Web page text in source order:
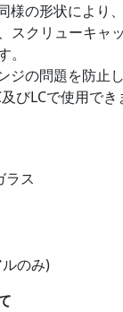
様の形状により
スクリューキャ
の問題を防止し
びLCで使用でき
ラス
のみ)